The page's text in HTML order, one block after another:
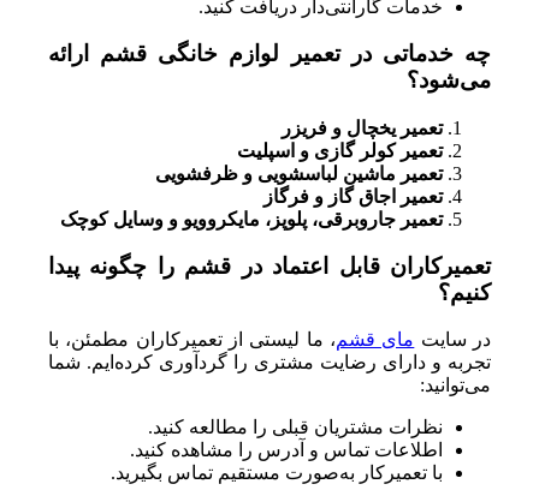
خدمات گارانتی‌دار دریافت کنید.
چه خدماتی در تعمیر لوازم خانگی قشم ارائه
می‌شود؟
تعمیر یخچال و فریزر
تعمیر کولر گازی و اسپلیت
تعمیر ماشین لباسشویی و ظرفشویی
تعمیر اجاق گاز و فرگاز
تعمیر جاروبرقی، پلوپز، مایکروویو و وسایل کوچک
تعمیرکاران قابل اعتماد در قشم را چگونه پیدا
کنیم؟
در سایت مای قشم، ما لیستی از تعمیرکاران مطمئن، با
تجربه و دارای رضایت مشتری را گردآوری کرده‌ایم. شما
می‌توانید:
نظرات مشتریان قبلی را مطالعه کنید.
اطلاعات تماس و آدرس را مشاهده کنید.
با تعمیرکار به‌صورت مستقیم تماس بگیرید.